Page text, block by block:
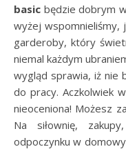
basic będzie dobrym
wyżej
garderoby, który
niemal każdym
wygląd sprawia, iż nie
do pracy. Aczkolwiek
nieoceniona! Możesz
Na siłownię,
odpoczynku w